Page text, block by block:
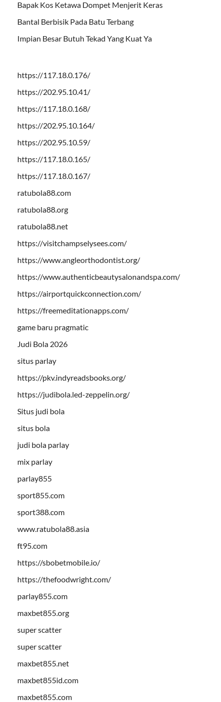
Bapak Kos Ketawa Dompet Menjerit Keras
Bantal Berbisik Pada Batu Terbang
Impian Besar Butuh Tekad Yang Kuat Ya
https://117.18.0.176/
https://202.95.10.41/
https://117.18.0.168/
https://202.95.10.164/
https://202.95.10.59/
https://117.18.0.165/
https://117.18.0.167/
ratubola88.com
ratubola88.org
ratubola88.net
https://visitchampselysees.com/
https://www.angleorthodontist.org/
https://www.authenticbeautysalonandspa.com/
https://airportquickconnection.com/
https://freemeditationapps.com/
game baru pragmatic
Judi Bola 2026
situs parlay
https://pkv.indyreadsbooks.org/
https://judibola.led-zeppelin.org/
Situs judi bola
situs bola
judi bola parlay
mix parlay
parlay855
sport855.com
sport388.com
www.ratubola88.asia
ft95.com
https://sbobetmobile.io/
https://thefoodwright.com/
parlay855.com
maxbet855.org
super scatter
super scatter
maxbet855.net
maxbet855id.com
maxbet855.com